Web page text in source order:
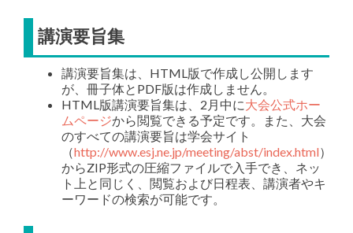
講演要旨集
講演要旨集は、HTML版で作成し公開します
が、冊子体とPDF版は作成しません。
HTML版講演要旨集は、2月中に大会公式ホー
ムページから閲覧できる予定です。また、大会
のすべての講演要旨は学会サイト
（http://www.esj.ne.jp/meeting/abst/index.html）
からZIP形式の圧縮ファイルで入手でき、ネッ
ト上と同じく、閲覧および日程表、講演者やキ
ーワードの検索が可能です。